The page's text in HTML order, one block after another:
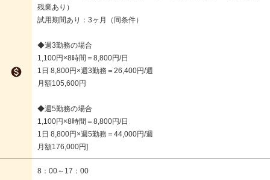

残業あり）
試用期間あり：3ヶ月（同条件）
◆週3勤務の場合
1,100円×8時間＝8,800円/日
1日 8,800円×週3勤務＝26,400円/週
月額105,600円
◆週5勤務の場合
1,100円×8時間＝8,800円/日
1日 8,800円×週5勤務＝44,000円/週
月額176,000円
8：00～17：00